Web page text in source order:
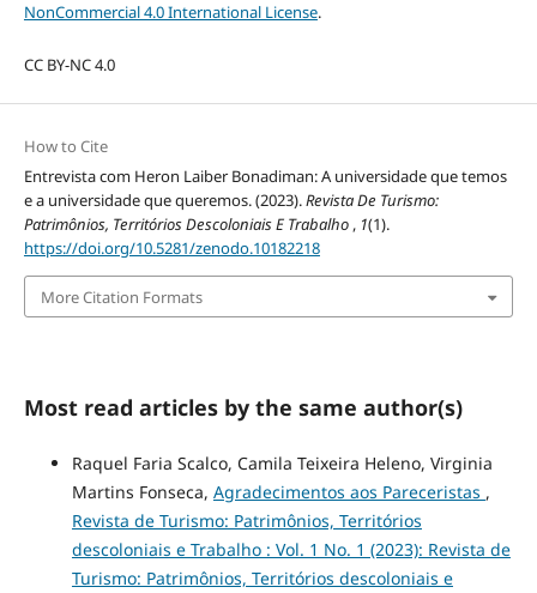
NonCommercial 4.0 International License.
CC BY-NC 4.0
How to Cite
Entrevista com Heron Laiber Bonadiman: A universidade que temos
e a universidade que queremos. (2023).Revista De Turismo:
Patrimônios, Territórios Descoloniais E Trabalho , 1(1).
https://doi.org/10.5281/zenodo.10182218
More Citation Formats
Most read articles by the same author(s)
Raquel Faria Scalco, Camila Teixeira Heleno, Virginia
Martins Fonseca, Agradecimentos aos Pareceristas ,
Revista de Turismo: Patrimônios, Territórios
descoloniais e Trabalho : Vol. 1 No. 1 (2023): Revista de
Turismo: Patrimônios, Territórios descoloniais e